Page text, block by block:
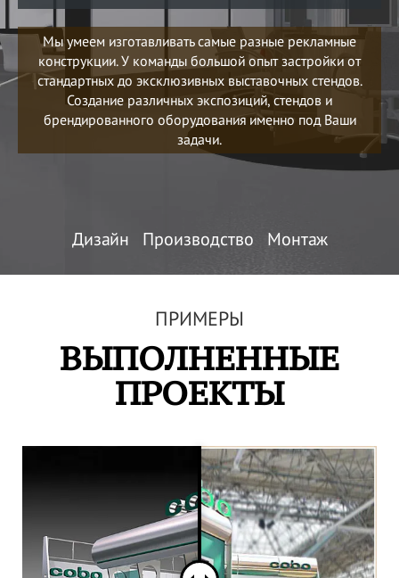
Мы умеем изготавливать самые разные рекламные
конструкции. У команды большой опыт застройки от
стандартных до эксклюзивных выставочных стендов.
Создание различных экспозиций, стендов и
брендированного оборудования именно под Ваши
задачи.
Дизайн Производство Монтаж
ПРИМЕРЫ
ВЫПОЛНЕННЫЕ
ПРОЕКТЫ